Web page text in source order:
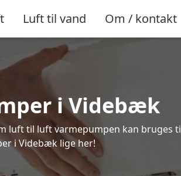
Luft til vand Om / kontakt
i Videbæk
luft til luft varmepumpen kan bruges
i Videbæk lige her!